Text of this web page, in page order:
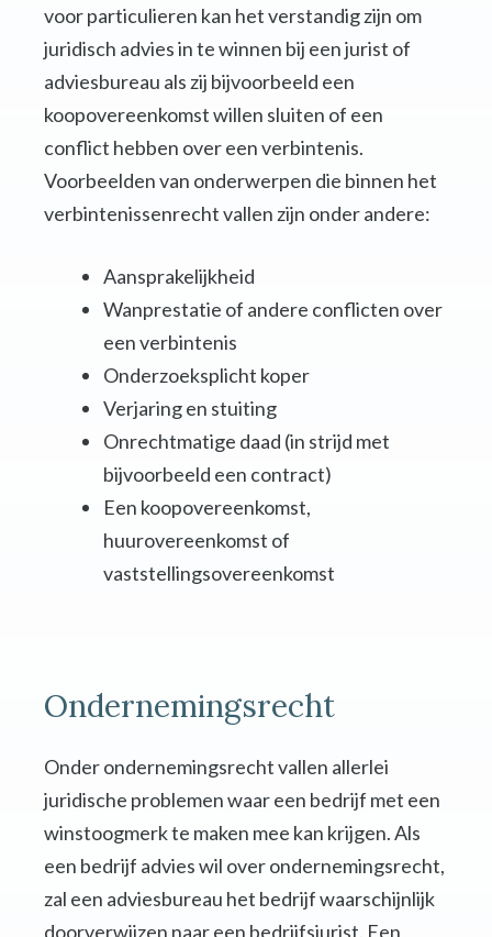
voor particulieren kan het verstandig zijn om
juridisch advies in te winnen bij een jurist of
adviesbureau als zij bijvoorbeeld een
koopovereenkomst willen sluiten of een
conflict hebben over een verbintenis.
Voorbeelden van onderwerpen die binnen het
verbintenissenrecht vallen zijn onder andere:
Aansprakelijkheid
Wanprestatie of andere conflicten over
een verbintenis
Onderzoeksplicht koper
Verjaring en stuiting
Onrechtmatige daad (in strijd met
bijvoorbeeld een contract)
Een koopovereenkomst,
huurovereenkomst of
vaststellingsovereenkomst
Ondernemingsrecht
Onder ondernemingsrecht vallen allerlei
juridische problemen waar een bedrijf met een
winstoogmerk te maken mee kan krijgen. Als
een bedrijf advies wil over ondernemingsrecht,
zal een adviesbureau het bedrijf waarschijnlijk
doorverwijzen naar een bedrijfsjurist. Een